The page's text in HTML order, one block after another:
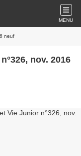
MENU
neuf
nov. 2016